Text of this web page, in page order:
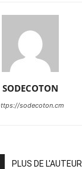
SODECOTON
sodecoton.cm
PLUS DE L'AUTEUR